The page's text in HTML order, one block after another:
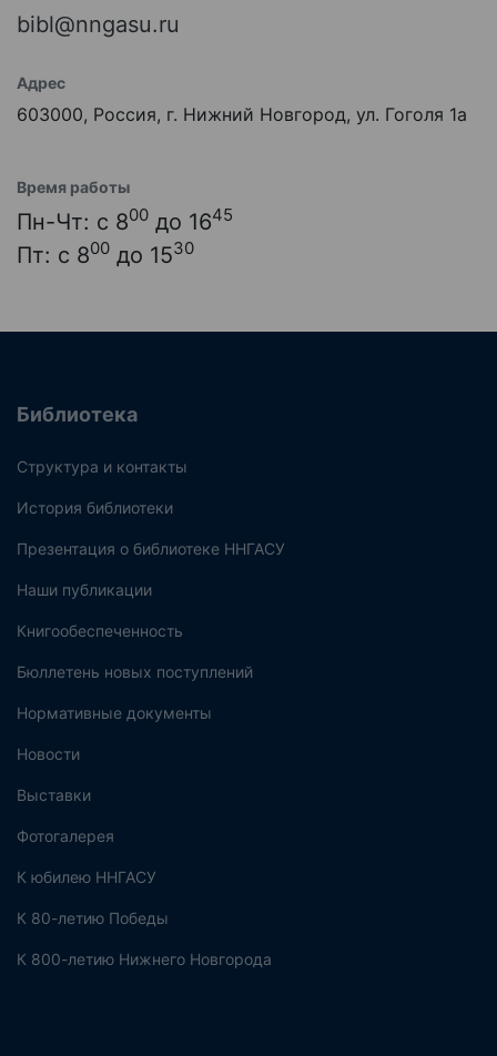
bibl@nngasu.ru
Адрес
603000, Россия, г. Нижний Новгород, ул. Гоголя 1а
Время работы
Пн-Чт: с 800 до 1645
Пт: с 800 до 1530
Библиотека
Структура и контакты
История библиотеки
Презентация о библиотеке ННГАСУ
Наши публикации
Книгообеспеченность
Бюллетень новых поступлений
Нормативные документы
Новости
Выставки
Фотогалерея
К юбилею ННГАСУ
К 80-летию Победы
К 800-летию Нижнего Новгорода